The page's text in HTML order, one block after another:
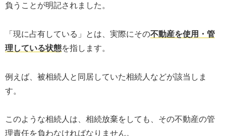
負うことが明記されました。
「現に占有している」とは、実際にその不動産を使用・管
理している状態を指します。
例えば、被相続人と同居していた相続人などが該当しま
す。
このような相続人は、相続放棄をしても、その不動産の管
理責任を負わなければなりません。